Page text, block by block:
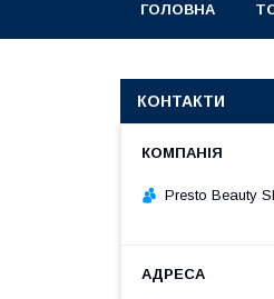
ГОЛОВНА
КОНТАКТИ
Presto Beauty